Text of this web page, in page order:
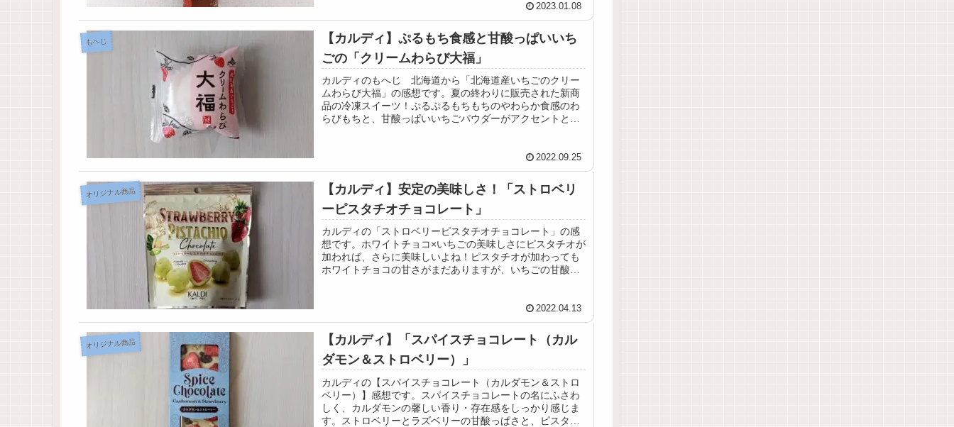
2023.01.08
もへじ
【カルディ】ぷるもち食感と甘酸っぱいいち
ごの「クリームわらび大福」
カルディのもへじ 北海道から「北海道産いちごのクリー
ムわらび大福」の感想です。夏の終わりに販売された新商
品の冷凍スイーツ！ぷるぷるもちもちのやわらか食感のわ
らびもちと、甘酸っぱいいちごパウダーがアクセントとな
2022.09.25
オリジナル商品
【カルディ】安定の美味しさ！「ストロベリ
ーピスタチオチョコレート」
カルディの「ストロベリーピスタチオチョコレート」の感
想です。ホワイトチョコ×いちごの美味しさにピスタチオが
加われば、さらに美味しいよね！ピスタチオが加わっても
ホワイトチョコの甘さがまだありますが、いちごの甘酸っ
2022.04.13
オリジナル商品
【カルディ】「スパイスチョコレート（カル
ダモン＆ストロベリー）」
カルディの【スパイスチョコレート（カルダモン＆ストロ
ベリー）】感想です。スパイスチョコレートの名にふさわ
しく、カルダモンの馨しい香り・存在感をしっかり感じま
す。ストロベリーとラズベリーの甘酸っぱさと、ピスタチ